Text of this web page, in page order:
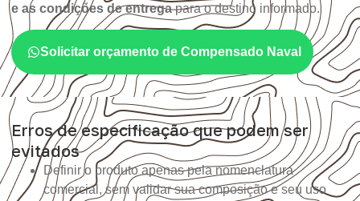
e as condições de entregapara o destino informado.
Solicitar orçamento de Compensado Naval
Erros de especificação que podem ser
evitados
Definir o produto apenas pela nomenclatura
comercial, sem validar sua composição e seu uso